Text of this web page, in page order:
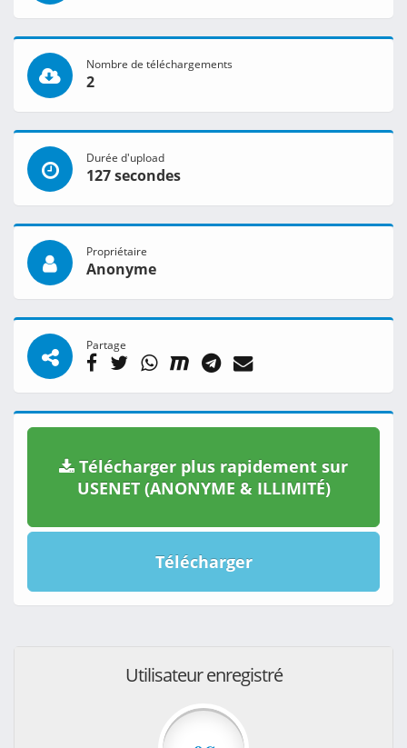
Nombre de téléchargements
2
Durée d'upload
127 secondes
Propriétaire
Anonyme
Partage
Télécharger plus rapidement sur
USENET (ANONYME & ILLIMITÉ)
Télécharger
Utilisateur enregistré